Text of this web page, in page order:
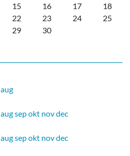
15 16 17
18
22 23 24
25
29 30
aug
augsepokt novdec
augsepokt novdec